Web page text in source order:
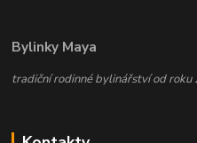
Bylinky Maya
tradiční rodinné bylinářství od roku